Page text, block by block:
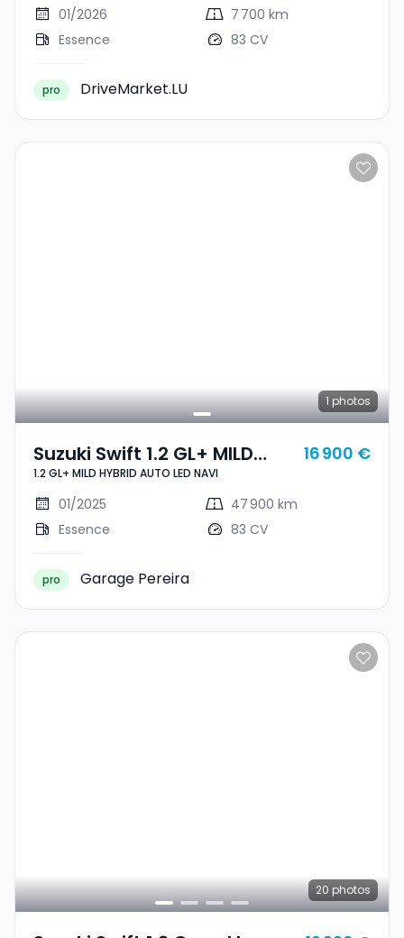
01/2026
7 700 km
Essence
83 CV
pro DriveMarket.LU
1 photos
Suzuki Swift 1.2 GL+ MILD
HYBRID AUTO LED NAVI
1.2 GL+ MILD HYBRID AUTO LED NAVI
16 900 €
01/2025
47 900 km
Essence
83 CV
pro Garage Pereira
20 photos